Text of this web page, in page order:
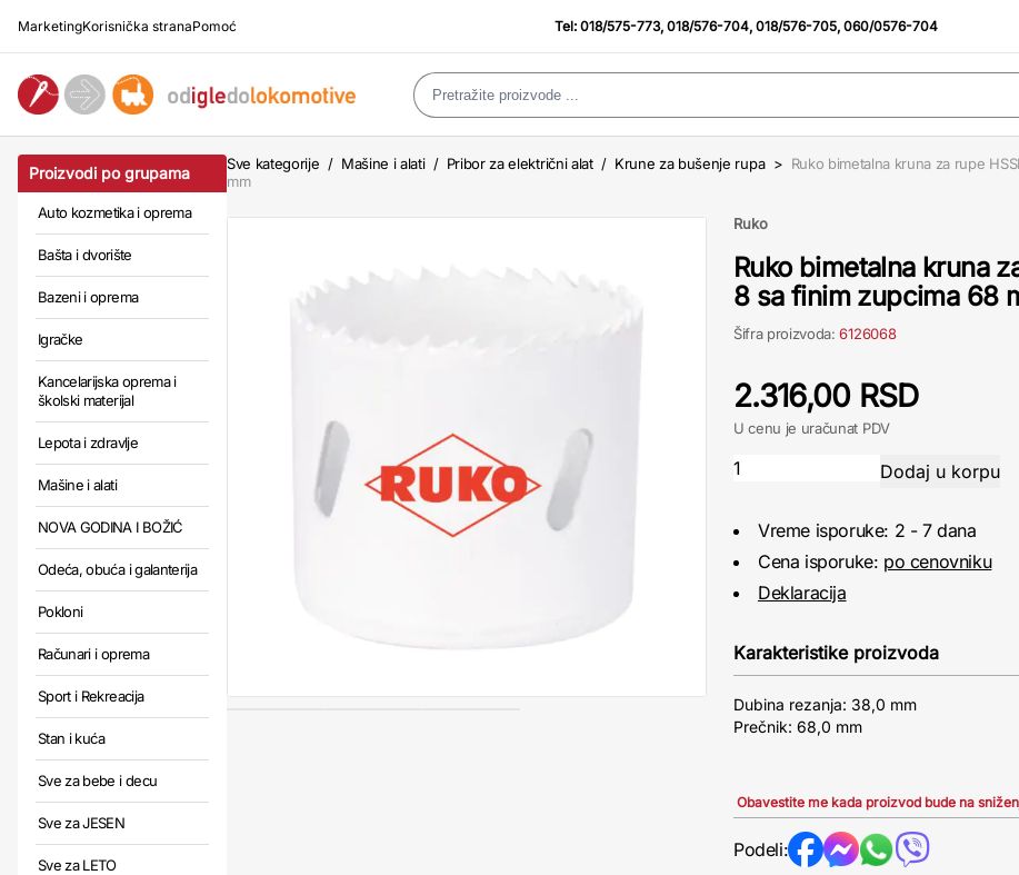
MarketingKorisnička stranaPomoć Tel:018/575-773,018/576-704,018/576-705,060/0576-704
Proizvodi po grupama
Auto kozmetika i oprema
Bašta i dvorište
Bazeni i oprema
Igračke
Kancelarijska oprema i
školski materijal
Lepota i zdravlje
Mašine i alati
NOVA GODINA I BOŽIĆ
Odeća, obuća i galanterija
Pokloni
Računari i oprema
Sport i Rekreacija
Stan i kuća
Sve za bebe i decu
Sve za JESEN
Sve za LETO
Sve kategorije / Mašine i alati / Pribor za električni alat / Krune za bušenje rupa > Ruko bimetalna kruna za rupe
mm
Ruko
Ruko bimetalna kruna
8 sa finim zupcima 68
Šifra proizvoda:6126068
2.316,00 RSD
U cenu je uračunat PDV
Vreme isporuke: 2 - 7 dana
Cena isporuke: po cenovniku
Deklaracija
Karakteristike proizvoda
Dubina rezanja: 38,0 mm
Prečnik: 68,0 mm
Obavestite me kada proizvod bude na
Podeli: